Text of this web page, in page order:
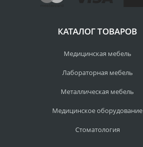
КАТАЛОГ ТОВАРОВ
Медицинская мебель
Лабораторная мебель
Металлическая мебель
Медицинское оборудование
Стоматология